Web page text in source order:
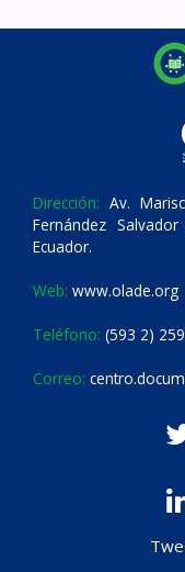
Dirección: Av.
Fernández
Ecuador.
Web: www.olade.org
Teléfono: (593 2)
Correo: